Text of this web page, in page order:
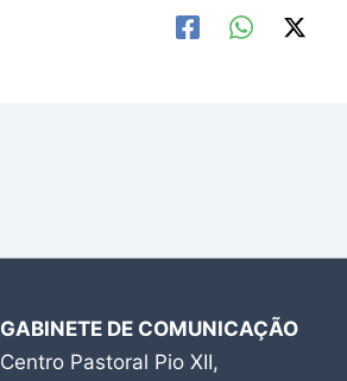
GABINETE DE COMUNICAÇÃO
Centro Pastoral Pio XII,